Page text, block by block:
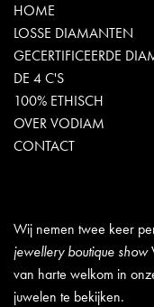
HOME
LOSSE DIAMANTEN
GECERTIFICEERDE
DE 4 C'S
100% ETHISCH
OVER VODIAM
CONTACT
Wij nemen twee keer
jewellery boutique show
van harte welkom in
juwelen te bekijken.